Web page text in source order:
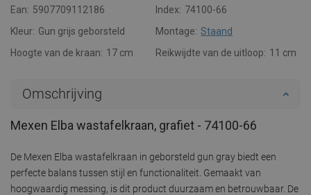
Ean: 5907709112186 Index: 74100-66
Kleur: Gun grijs geborsteld Montage: Staand
Hoogte van de kraan: 17 cm Reikwijdte van de uitloop: 11 cm
Omschrijving
Mexen Elba wastafelkraan, grafiet - 74100-66
De Mexen Elba wastafelkraan in geborsteld gun gray biedt een
perfecte balans tussen stijl en functionaliteit. Gemaakt van
hoogwaardig messing, is dit product duurzaam en betrouwbaar. De